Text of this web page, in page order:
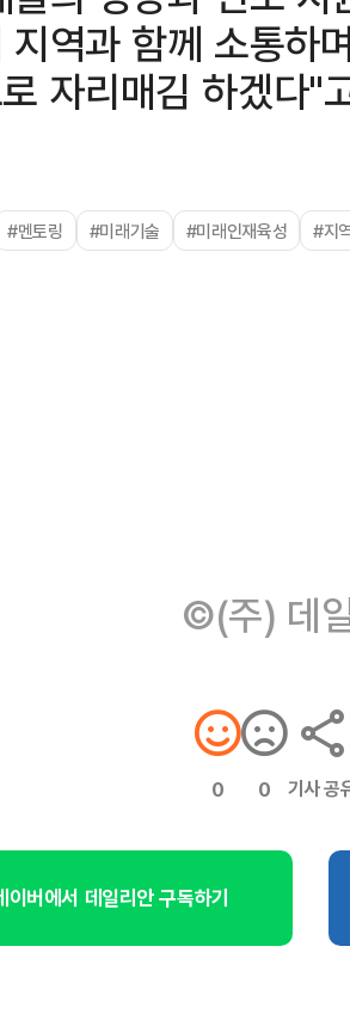
역과 함께 소통하
자리매김 하겠다"
#멘토링 #미래기술 #미래인재육성
#지
©(주) 데
0 0 기사 공
이버에서 데일리안 구독하기